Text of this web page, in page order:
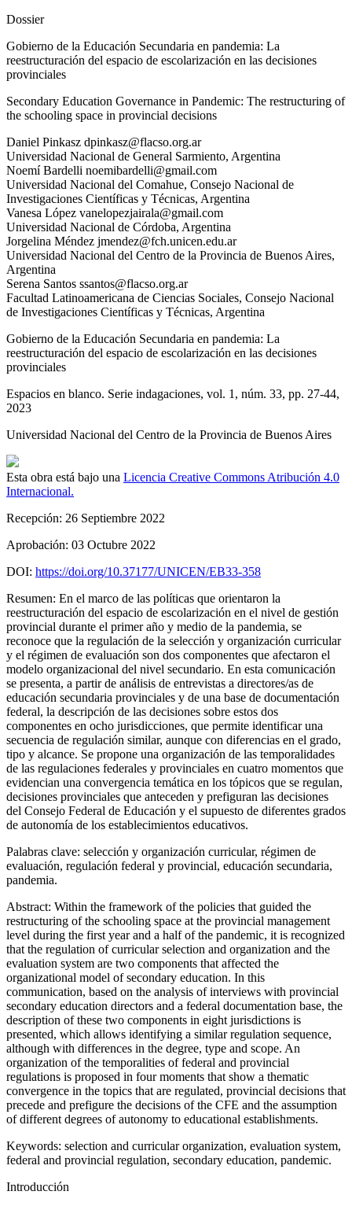
Dossier
Gobierno de la Educación Secundaria en pandemia: La
reestructuración del espacio de escolarización en las decisiones
provinciales
Secondary Education Governance in Pandemic: The restructuring of
the schooling space in provincial decisions
Daniel Pinkasz dpinkasz@flacso.org.ar
Universidad Nacional de General Sarmiento, Argentina
Noemí Bardelli noemibardelli@gmail.com
Universidad Nacional del Comahue, Consejo Nacional de
Investigaciones Científicas y Técnicas, Argentina
Vanesa López vanelopezjairala@gmail.com
Universidad Nacional de Córdoba, Argentina
Jorgelina Méndez jmendez@fch.unicen.edu.ar
Universidad Nacional del Centro de la Provincia de Buenos Aires,
Argentina
Serena Santos ssantos@flacso.org.ar
Facultad Latinoamericana de Ciencias Sociales, Consejo Nacional
de Investigaciones Científicas y Técnicas, Argentina
Gobierno de la Educación Secundaria en pandemia: La
reestructuración del espacio de escolarización en las decisiones
provinciales
Espacios en blanco. Serie indagaciones, vol. 1 , núm. 33, pp. 27-44,
2023
Universidad Nacional del Centro de la Provincia de Buenos Aires
Esta obra está bajo una Licencia Creative Commons Atribución 4.0
Internacional.
Recepción: 26 Septiembre 2022
Aprobación: 03 Octubre 2022
DOI: https://doi.org/10.37177/UNICEN/EB33-358
Resumen: En el marco de las políticas que orientaron la
reestructuración del espacio de escolarización en el nivel de gestión
provincial durante el primer año y medio de la pandemia, se
reconoce que la regulación de la selección y organización curricular
y el régimen de evaluación son dos componentes que afectaron el
modelo organizacional del nivel secundario. En esta comunicación
se presenta, a partir de análisis de entrevistas a directores/as de
educación secundaria provinciales y de una base de documentación
federal, la descripción de las decisiones sobre estos dos
componentes en ocho jurisdicciones, que permite identificar una
secuencia de regulación similar, aunque con diferencias en el grado,
tipo y alcance. Se propone una organización de las temporalidades
de las regulaciones federales y provinciales en cuatro momentos que
evidencian una convergencia temática en los tópicos que se regulan,
decisiones provinciales que anteceden y prefiguran las decisiones
del Consejo Federal de Educación y el supuesto de diferentes grados
de autonomía de los establecimientos educativos.
Palabras clave: selección y organización curricular, régimen de
evaluación, regulación federal y provincial, educación secundaria,
pandemia.
Abstract: Within the framework of the policies that guided the
restructuring of the schooling space at the provincial management
level during the first year and a half of the pandemic, it is recognized
that the regulation of curricular selection and organization and the
evaluation system are two components that affected the
organizational model of secondary education. In this
communication, based on the analysis of interviews with provincial
secondary education directors and a federal documentation base, the
description of these two components in eight jurisdictions is
presented, which allows identifying a similar regulation sequence,
although with differences in the degree, type and scope. An
organization of the temporalities of federal and provincial
regulations is proposed in four moments that show a thematic
convergence in the topics that are regulated, provincial decisions that
precede and prefigure the decisions of the CFE and the assumption
of different degrees of autonomy to educational establishments.
Keywords: selection and curricular organization, evaluation system,
federal and provincial regulation, secondary education, pandemic.
Introducción